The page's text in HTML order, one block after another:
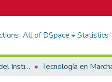
All of DSpace Statistics
Portal de Revistas del Instituto Tecnológico de Costa Rica Tecnología en